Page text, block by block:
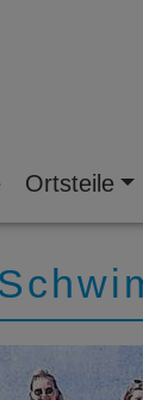
Ortsteile